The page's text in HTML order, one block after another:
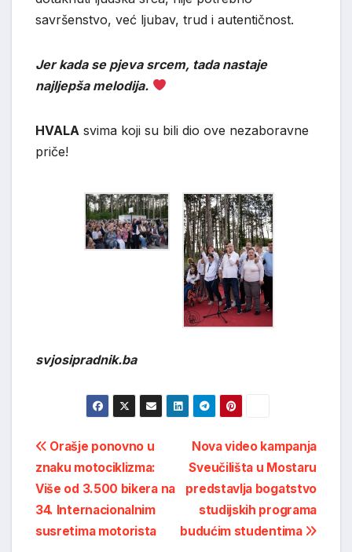
savršenstvo, već ljubav, trud i autentičnost.
Jer kada se pjeva srcem, tada nastaje
najljepša melodija.
HVALA svima koji su bili dio ove nezaboravne
priče!
svjosipradnik.ba
Post
navigation
Nova video kampanja
Sveučilišta u Mostaru
predstavlja bogatstvo
studijskih programa
budućim studentima
Orašje ponovno u
znaku motociklizma:
Više od 3.500 bikera na
34. Internacionalnim
susretima motorista